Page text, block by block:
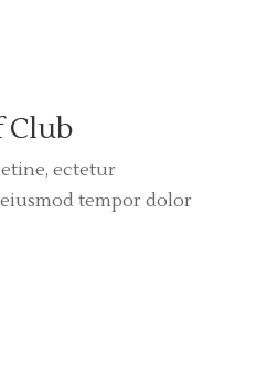
Club
ectetur
tempor dolor